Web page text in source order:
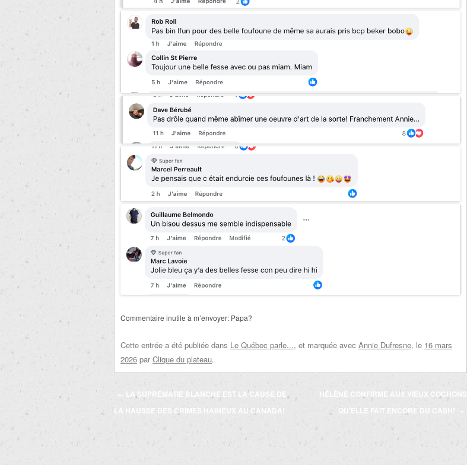
Commentaire inutile à m’envoyer: Papa?
Cette entrée a été publiée dans Le Québec parle..., et marquée avec Annie Dufresne, le 16 mars
2026 par Clique du plateau.
Navigation
des
← LA SUPRÉMATIE BLANCHE EST LA CAUSE DE
LA HAUSSE DES CRIMES HAINEUX AU CANADA!
HÉLÈNE CONFIRME AUX VIEUX COCHONS
QU’ELLE FAIT ENCORE DU CASH!
→